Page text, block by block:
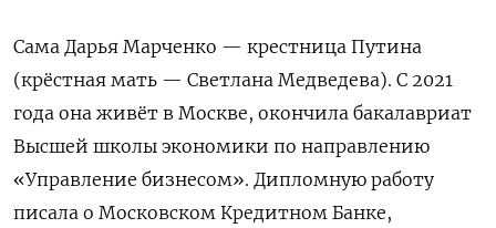
Сама Дарья Марченко — крестница Путина
(крёстная мать — Светлана Медведева). С 2021
года она живёт в Москве, окончила бакалавриат
Высшей школы экономики по направлению
«Управление бизнесом». Дипломную работу
писала о Московском Кредитном Банке,